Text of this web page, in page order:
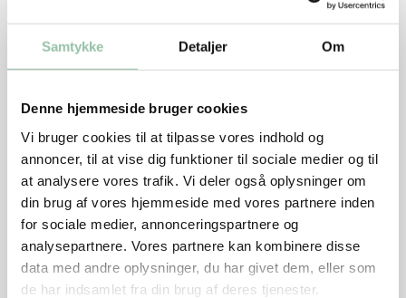
Samtykke Detaljer Om
Denne hjemmeside bruger cookies
Vi bruger cookies til at tilpasse vores indhold og
annoncer, til at vise dig funktioner til sociale medier og til
at analysere vores trafik. Vi deler også oplysninger om
din brug af vores hjemmeside med vores partnere inden
for sociale medier, annonceringspartnere og
analysepartnere. Vores partnere kan kombinere disse
data med andre oplysninger, du har givet dem, eller som
de har indsamlet fra din brug af deres tjenester.
Sådan gør du
Skær kødet i tern 2x2x2 cm. Dup kødet tørt med
køkkenrulle og krydr med salt og peber.
Varm 1 tsk olie i en gryde ved god varme. Brun ⅓ af
kødet, 2-3 minutter, til det har taget lidt farve.
Tag det op tilsæt 1 tsk olie og brun den næste